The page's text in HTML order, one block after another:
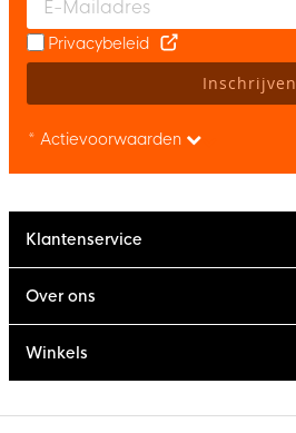
Privacybeleid
Inschrijven
* Actievoorwaarden
Klantenservice
Over ons
Winkels